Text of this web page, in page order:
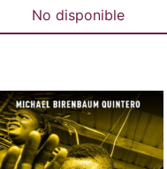
No disponible